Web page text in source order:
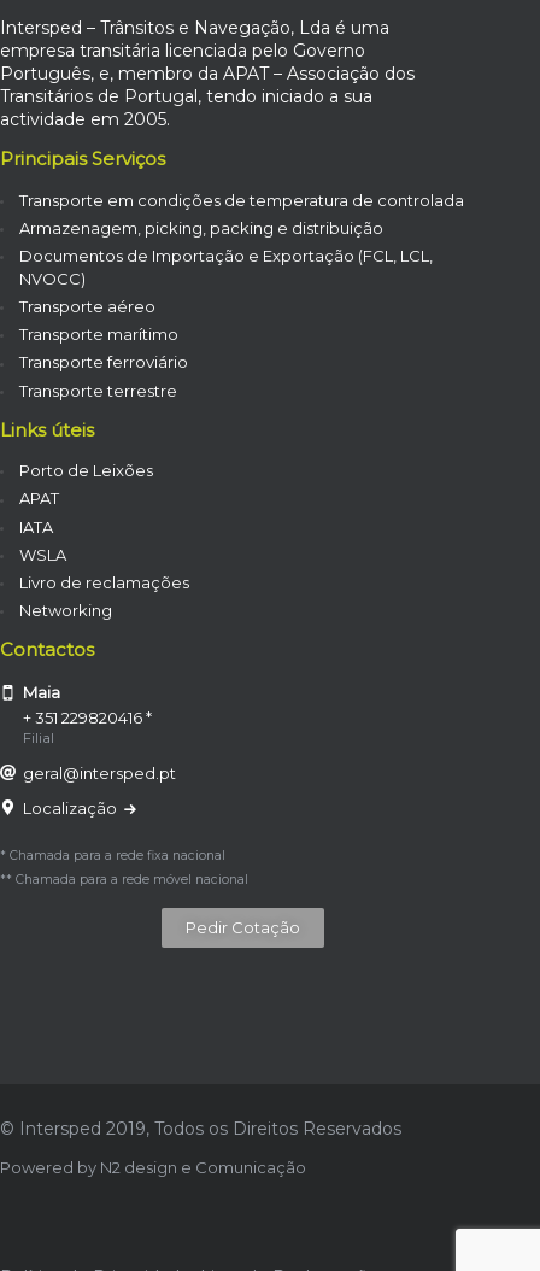
Intersped – Trânsitos e Navegação, Lda é uma
empresa transitária licenciada pelo Governo
Português, e, membro da APAT – Associação dos
Transitários de Portugal, tendo iniciado a sua
actividade em 2005.
Principais Serviços
Transporte em condições de temperatura de controlada
Armazenagem, picking, packing e distribuição
Documentos de Importação e Exportação (FCL, LCL,
NVOCC)
Transporte aéreo
Transporte marítimo
Transporte ferroviário
Transporte terrestre
Links úteis
Porto de Leixões
APAT
IATA
WSLA
Livro de reclamações
Networking
Contactos
Maia
+ 351 229820416 *
Filial
geral@intersped.pt
Localização
* Chamada para a rede fixa nacional
** Chamada para a rede móvel nacional
Pedir Cotação
© Intersped 2019, Todos os Direitos Reservados
Powered by N2 design e Comunicação